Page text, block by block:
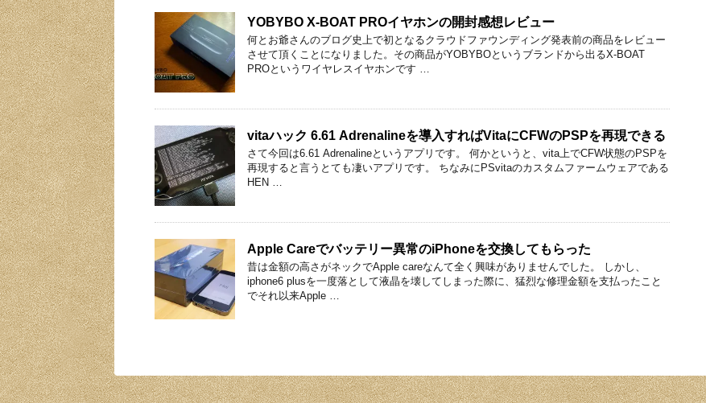
YOBYBO X-BOAT PROイヤホンの開封感想レビュー
何とお爺さんのブログ史上で初となるクラウドファウンディング発表前の商品をレビュー
させて頂くことになりました。その商品がYOBYBOというブランドから出るX-BOAT
PROというワイヤレスイヤホンです …
vitaハック 6.61 Adrenalineを導入すればVitaにCFWのPSPを再現できる
さて今回は6.61 Adrenalineというアプリです。 何かというと、vita上でCFW状態のPSPを
再現すると言うとても凄いアプリです。 ちなみにPSvitaのカスタムファームウェアである
HEN …
Apple Careでバッテリー異常のiPhoneを交換してもらった
昔は金額の高さがネックでApple careなんて全く興味がありませんでした。 しかし、
iphone6 plusを一度落として液晶を壊してしまった際に、猛烈な修理金額を支払ったこと
でそれ以来Apple …